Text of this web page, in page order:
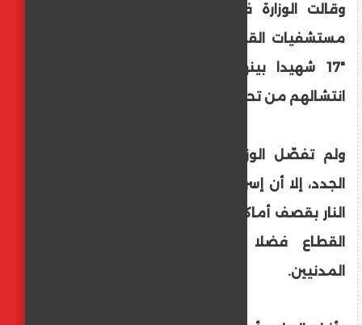
وقالت الوزارة في بيان إحصائي يومي، إن
انتشالهم من تحت الأنقاض، و16 مصابا".
ولم تفصّل الوزارة بشأن القتلى والمصابين
الجدد، إلا أن إسرائيل تواصل خرق اتفاق وقف
النار بقصف أماكن مدنية في مختلف مناطق
القطاع فضلا عن إطلاق الرصاص نحو
المدنيين.